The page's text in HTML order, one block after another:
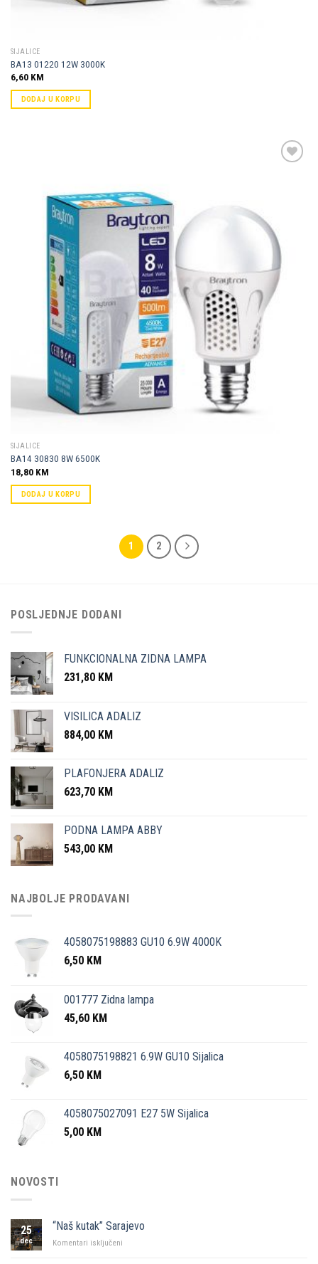
SIJALICE
BA13 01220 12W 3000K
6,60 KM
DODAJ U KORPU
SIJALICE
BA14 30830 8W 6500K
18,80 KM
DODAJ U KORPU
1 2
POSLJEDNJE DODANI
FUNKCIONALNA ZIDNA LAMPA
231,80 KM
VISILICA ADALIZ
884,00 KM
PLAFONJERA ADALIZ
623,70 KM
PODNA LAMPA ABBY
543,00 KM
NAJBOLJE PRODAVANI
4058075198883 GU10 6.9W 4000K
6,50 KM
001777 Zidna lampa
45,60 KM
4058075198821 6.9W GU10 Sijalica
6,50 KM
4058075027091 E27 5W Sijalica
5,00 KM
NOVOSTI
25
dec
“Naš kutak” Sarajevo
Komentari isključeni